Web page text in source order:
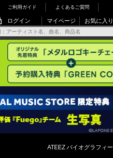
ご利用ガイド よくあるご質問
ログイン マイページ お気に入り
ATEEZ バイオグラフィー